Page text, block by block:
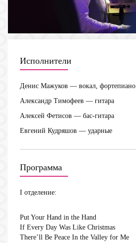
Исполнители
Денис Мажуков — вокал, фортепиано
Александр Тимофеев — гитара
Алексей Фетисов — бас-гитара
Евгений Кудряшов — ударные
Программа
I отделение:
Put Your Hand in the Hand
If Every Day Was Like Christmas
There’ll Be Peace In the Valley for Me